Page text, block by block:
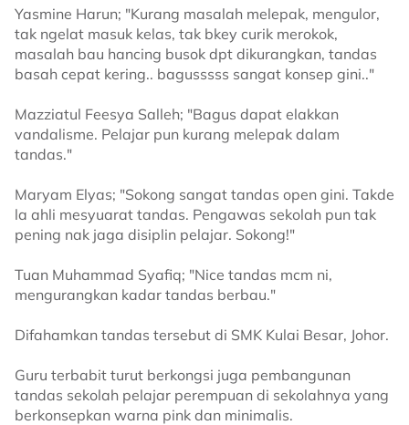
Yasmine Harun; "Kurang masalah melepak, mengulor,
tak ngelat masuk kelas, tak bkey curik merokok,
masalah bau hancing busok dpt dikurangkan, tandas
basah cepat kering.. bagusssss sangat konsep gini.."
Mazziatul Feesya Salleh; "Bagus dapat elakkan
vandalisme. Pelajar pun kurang melepak dalam
tandas."
Maryam Elyas; "Sokong sangat tandas open gini. Takde
la ahli mesyuarat tandas. Pengawas sekolah pun tak
pening nak jaga disiplin pelajar. Sokong!"
Tuan Muhammad Syafiq; "Nice tandas mcm ni,
mengurangkan kadar tandas berbau."
Difahamkan tandas tersebut di SMK Kulai Besar, Johor.
Guru terbabit turut berkongsi juga pembangunan
tandas sekolah pelajar perempuan di sekolahnya yang
berkonsepkan warna pink dan minimalis.